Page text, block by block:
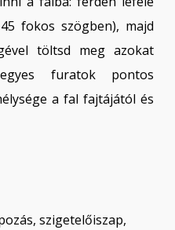
fokos szögben), majd
töltsd meg azokat
furatok pontos
a fal fajtájától és
szigetelőiszap,